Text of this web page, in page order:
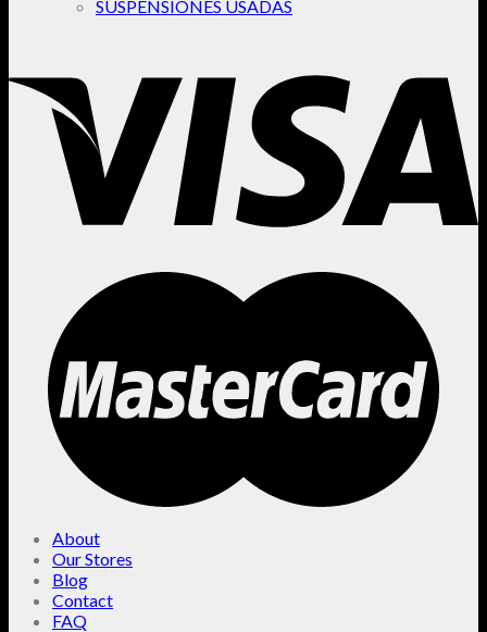
SUSPENSIONES USADAS
About
Our Stores
Blog
Contact
FAQ